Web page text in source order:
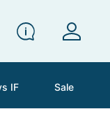
IF Sale